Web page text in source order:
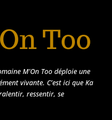
Too
M’On Too déploie une
vivante. C’est ici que Ka
ressentir, se